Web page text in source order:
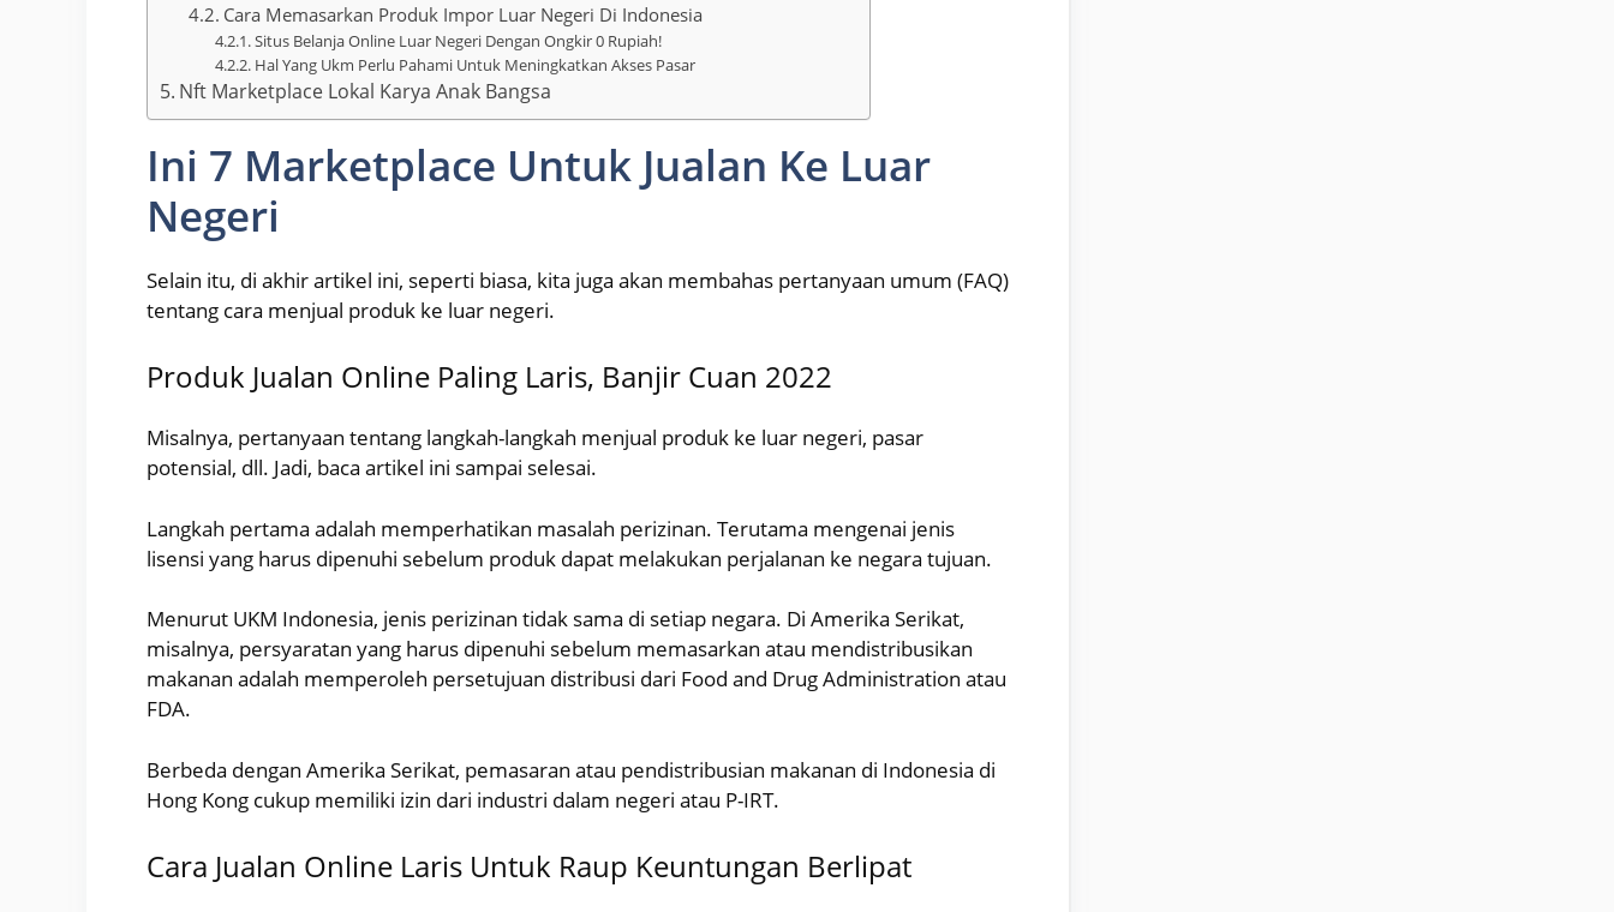
Cara Memasarkan Produk Impor Luar Negeri Di Indonesia
Situs Belanja Online Luar Negeri Dengan Ongkir 0 Rupiah!
Hal Yang Ukm Perlu Pahami Untuk Meningkatkan Akses Pasar
Nft Marketplace Lokal Karya Anak Bangsa
Ini 7 Marketplace Untuk Jualan Ke Luar
Negeri
Selain itu, di akhir artikel ini, seperti biasa, kita juga akan membahas pertanyaan umum (FAQ)
tentang cara menjual produk ke luar negeri.
Produk Jualan Online Paling Laris, Banjir Cuan 2022
Misalnya, pertanyaan tentang langkah-langkah menjual produk ke luar negeri, pasar
potensial, dll. Jadi, baca artikel ini sampai selesai.
Langkah pertama adalah memperhatikan masalah perizinan. Terutama mengenai jenis
lisensi yang harus dipenuhi sebelum produk dapat melakukan perjalanan ke negara tujuan.
Menurut UKM Indonesia, jenis perizinan tidak sama di setiap negara. Di Amerika Serikat,
misalnya, persyaratan yang harus dipenuhi sebelum memasarkan atau mendistribusikan
makanan adalah memperoleh persetujuan distribusi dari Food and Drug Administration atau
FDA.
Berbeda dengan Amerika Serikat, pemasaran atau pendistribusian makanan di Indonesia di
Hong Kong cukup memiliki izin dari industri dalam negeri atau P-IRT.
Cara Jualan Online Laris Untuk Raup Keuntungan Berlipat